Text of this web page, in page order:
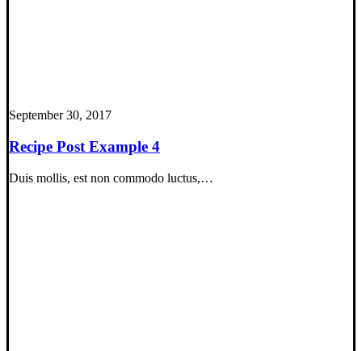
September 30, 2017
Recipe Post Example 4
Duis mollis, est non commodo luctus,…